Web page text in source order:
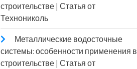
строительстве | Статья от
Технониколь
Металлические водосточные
системы: особенности применения в
строительстве | Статья от